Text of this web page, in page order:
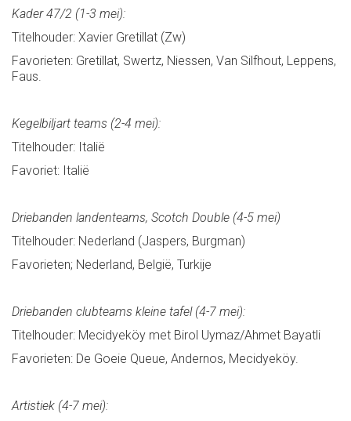
Kader 47/2 (1-3 mei):
Titelhouder: Xavier Gretillat (Zw)
Favorieten: Gretillat, Swertz, Niessen, Van Silfhout, Leppens,
Faus.
Kegelbiljart teams (2-4 mei):
Titelhouder: Italië
Favoriet: Italië
Driebanden landenteams, Scotch Double (4-5 mei)
Titelhouder: Nederland (Jaspers, Burgman)
Favorieten; Nederland, België, Turkije
Driebanden clubteams kleine tafel (4-7 mei):
Titelhouder: Mecidyeköy met Birol Uymaz/Ahmet Bayatli
Favorieten: De Goeie Queue, Andernos, Mecidyeköy.
Artistiek (4-7 mei):